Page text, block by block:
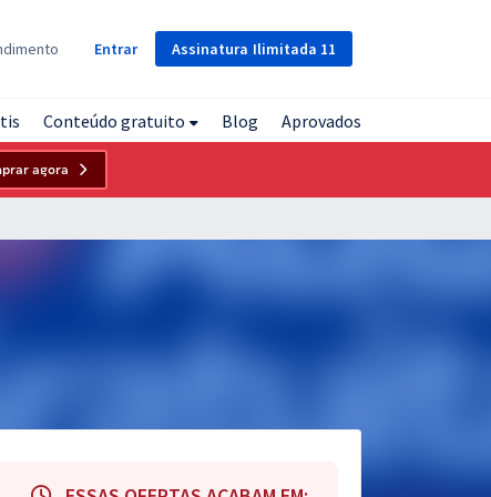
Assinatura Ilimitada 11
Entrar
Conteúdo gratuito Blog Aprovados
agora